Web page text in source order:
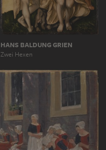
HANS BALDUNG GRIEN
Zwei Hexen